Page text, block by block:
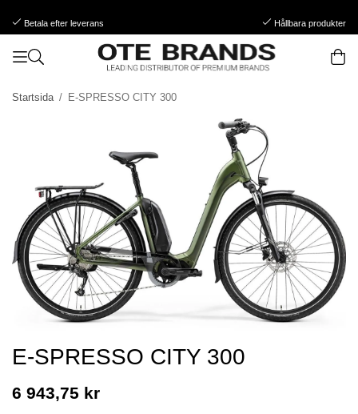
Betala efter leverans Hållbara produkter
Startsida / E-SPRESSO CITY 300
E-SPRESSO CITY 300
6 943,75 kr